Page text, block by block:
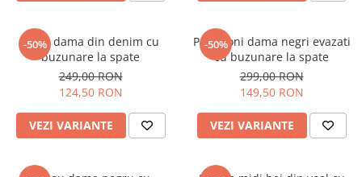
-50%
Blugi dama din denim cu
buzunare la spate
249,00 RON
124,50 RON
VEZI VARIANTE
-50%
Pantaloni dama negri evazati
cu buzunare la spate
299,00 RON
149,50 RON
VEZI VARIANTE